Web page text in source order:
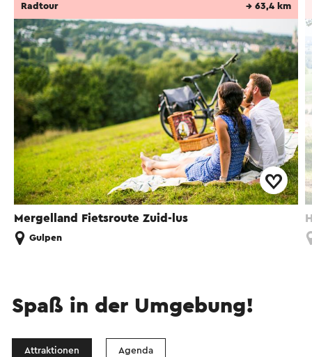
Mergelland Fietsroute Zuid-lus
Radtour → 63,4 km
Gulpen
Spaß in der Umgebung!
Attraktionen Agenda